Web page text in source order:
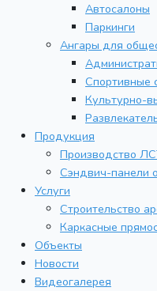
Автосалоны
Паркинги
Ангары для
Спортивные
Культурно-
Продукция
Производство
Сэндвич-панели
Услуги
Строительство
Каркасные
Объекты
Новости
Видеогалерея